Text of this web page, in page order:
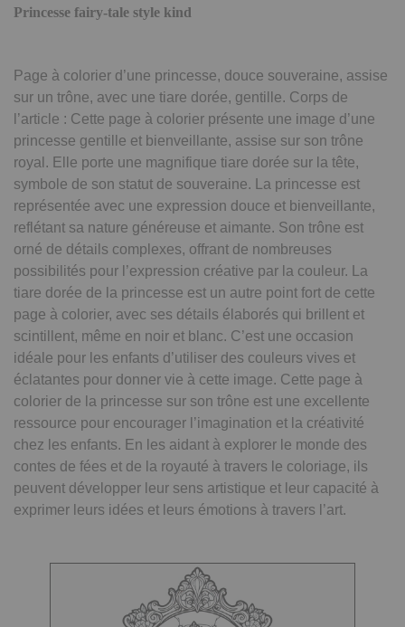
Princesse fairy-tale style kind
Page à colorier d’une princesse, douce souveraine, assise
sur un trône, avec une tiare dorée, gentille. Corps de
l’article : Cette page à colorier présente une image d’une
princesse gentille et bienveillante, assise sur son trône
royal. Elle porte une magnifique tiare dorée sur la tête,
symbole de son statut de souveraine. La princesse est
représentée avec une expression douce et bienveillante,
reflétant sa nature généreuse et aimante. Son trône est
orné de détails complexes, offrant de nombreuses
possibilités pour l’expression créative par la couleur. La
tiare dorée de la princesse est un autre point fort de cette
page à colorier, avec ses détails élaborés qui brillent et
scintillent, même en noir et blanc. C’est une occasion
idéale pour les enfants d’utiliser des couleurs vives et
éclatantes pour donner vie à cette image. Cette page à
colorier de la princesse sur son trône est une excellente
ressource pour encourager l’imagination et la créativité
chez les enfants. En les aidant à explorer le monde des
contes de fées et de la royauté à travers le coloriage, ils
peuvent développer leur sens artistique et leur capacité à
exprimer leurs idées et leurs émotions à travers l’art.